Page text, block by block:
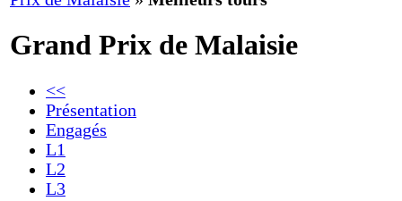
Grand Prix de Malaisie
<<
Présentation
Engagés
L1
L2
L3